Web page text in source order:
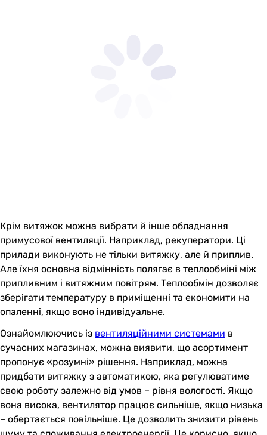
Крім витяжок можна вибрати й інше обладнання
примусової вентиляції. Наприклад, рекуператори. Ці
прилади виконують не тільки витяжку, але й приплив.
Але їхня основна відмінність полягає в теплообміні між
припливним і витяжним повітрям. Теплообмін дозволяє
зберігати температуру в приміщенні та економити на
опаленні, якщо воно індивідуальне.
Ознайомлюючись із вентиляційними системами в
сучасних магазинах, можна виявити, що асортимент
пропонує «розумні» рішення. Наприклад, можна
придбати витяжку з автоматикою, яка регулюватиме
свою роботу залежно від умов – рівня вологості. Якщо
вона висока, вентилятор працює сильніше, якщо низька
– обертається повільніше. Це дозволить знизити рівень